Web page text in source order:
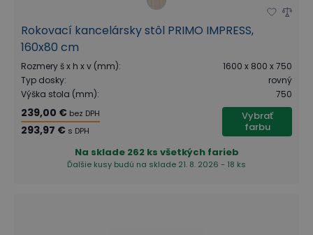
Rokovací kancelársky stôl PRIMO IMPRESS,
160x80 cm
Rozmery š x h x v (mm):
1600 x 800 x 750
Typ dosky:
rovný
Výška stola (mm): 750
239,00 € bez DPH
293,97 € s DPH
Vybrať
farbu
Na sklade 262 ks všetkých farieb
Ďalšie kusy budú na sklade 21. 8. 2026 - 18 ks